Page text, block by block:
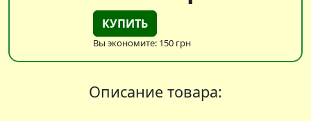
КУПИТЬ
Вы экономите: 150 грн
Описание товара: